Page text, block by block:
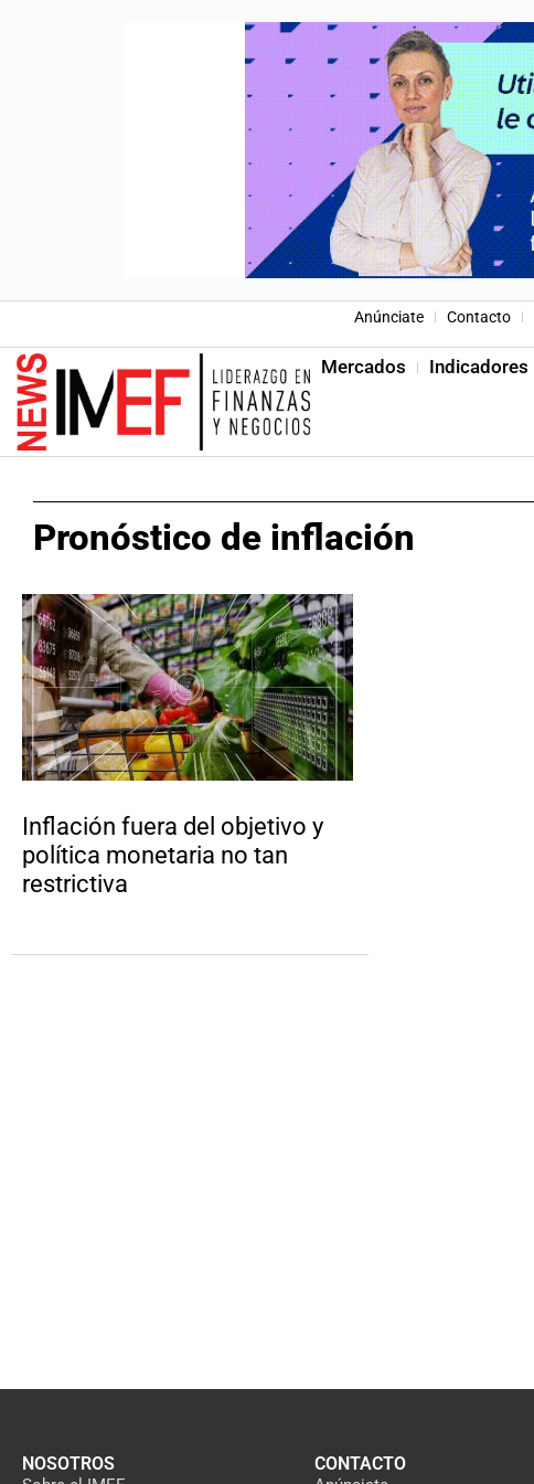
Anúnciate Contacto
Mercados Indicadores
Pronóstico de inflación
Inflación fuera del objetivo y
política monetaria no tan
restrictiva
NOSOTROS CONTACTO